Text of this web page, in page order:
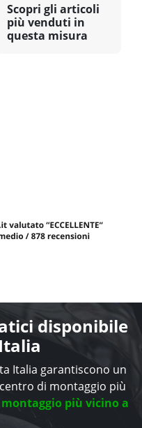
Scopri gli articoli
più venduti in
questa misura
disponibile
Italia garantiscono un
di montaggio più
più vicino a